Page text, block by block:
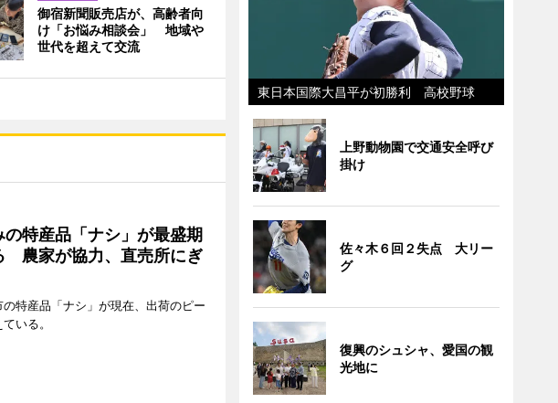
御宿新聞販売店が、高齢者向
け「お悩み相談会」 地域や
世代を超えて交流
の特産品「ナシ」が最盛期
農家が協力、直売所にぎ
の特産品「ナシ」が現在、出荷のピー
いる。
東日本国際大昌平が初勝利 高校野球
上野動物園で交通安全呼び
掛け
佐々木６回２失点 大リー
グ
復興のシュシャ、愛国の観
光地に